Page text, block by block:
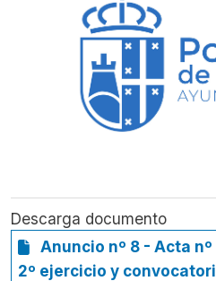
Descarga documento
Anuncio nº 8 - Acta
2º ejercicio y